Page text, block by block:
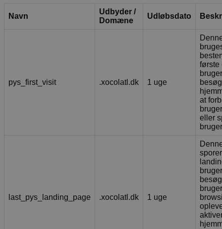
Navn
Udbyder /
Domæne
Udløbsdato
pys_first_visit .xocolatl.dk 1 uge
første
at
eller
last_pys_landing_page .xocolatl.dk 1 uge